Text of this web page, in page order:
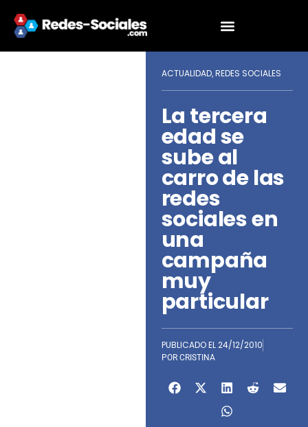
ACTUALIDAD, REDES SOCIALES
La tercera
edad se
sube al
carro de las
redes
sociales en
una
campaña
muy
particular
PUBLICADO EL24/12/2010
POR CRISTINA